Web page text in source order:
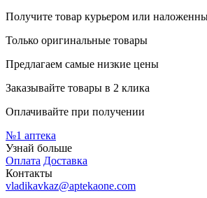
Получите товар курьером или
Только оригинальные товары
Предлагаем самые низкие цены
Заказывайте товары в 2 клика
Оплачивайте при получении
№1 аптека
Узнай больше
Оплата Доставка
Контакты
vladikavkaz@aptekaone.com